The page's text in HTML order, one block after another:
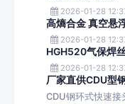
2026-01-28
高熵合金 真空悬
2026-01-28
HGH520气保焊
2026-01-28
厂家直供CDU型
CDU钢环式快速接